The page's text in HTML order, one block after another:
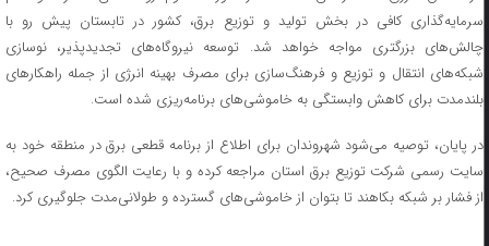
سرمایه‌گذاری کافی در بخش تولید و توزیع برق، کشور در تابستان پیش رو با
چالش‌های بزرگتری مواجه خواهد شد. توسعه نیروگاه‌های تجدیدپذیر، نوسازی
شبکه‌های انتقال و توزیع و فرهنگ‌سازی برای مصرف بهینه انرژی از جمله راهکارهای
بلندمدت برای کاهش وابستگی به خاموشی‌های برنامه‌ریزی شده است.
در پایان، توصیه می‌شود شهروندان برای اطلاع از برنامه قطعی برق در منطقه خود به
سایت رسمی شرکت توزیع برق استان مراجعه کرده و با رعایت الگوی مصرف صحیح،
از فشار بر شبکه بکاهند تا بتوان از خاموشی‌های گسترده و طولانی‌مدت جلوگیری کرد.